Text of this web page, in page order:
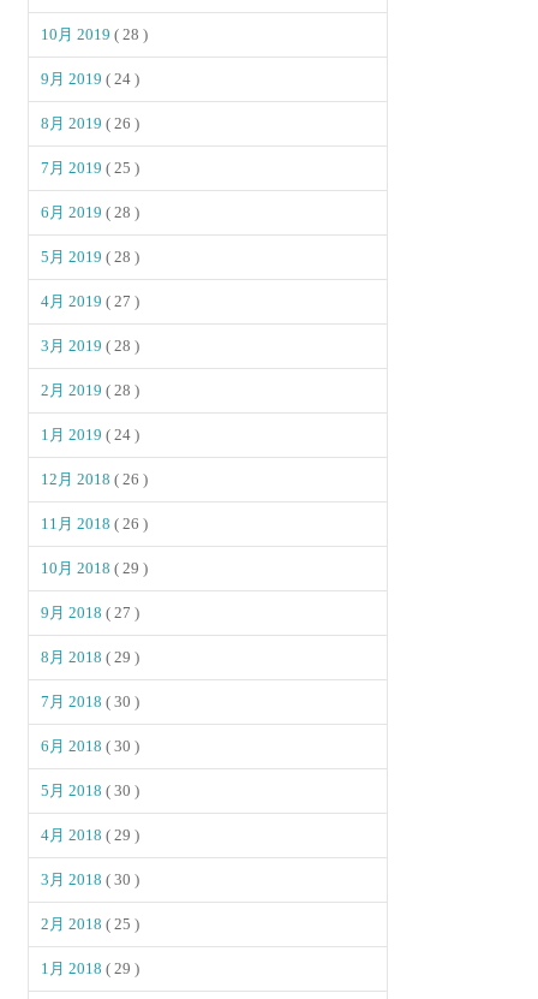
10月 2019( 28 )
9月 2019( 24 )
8月 2019( 26 )
7月 2019( 25 )
6月 2019( 28 )
5月 2019( 28 )
4月 2019( 27 )
3月 2019( 28 )
2月 2019( 28 )
1月 2019( 24 )
12月 2018( 26 )
11月 2018( 26 )
10月 2018( 29 )
9月 2018( 27 )
8月 2018( 29 )
7月 2018( 30 )
6月 2018( 30 )
5月 2018( 30 )
4月 2018( 29 )
3月 2018( 30 )
2月 2018( 25 )
1月 2018( 29 )